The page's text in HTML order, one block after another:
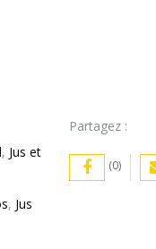
, Jus et
, Jus
Partagez :
(0)